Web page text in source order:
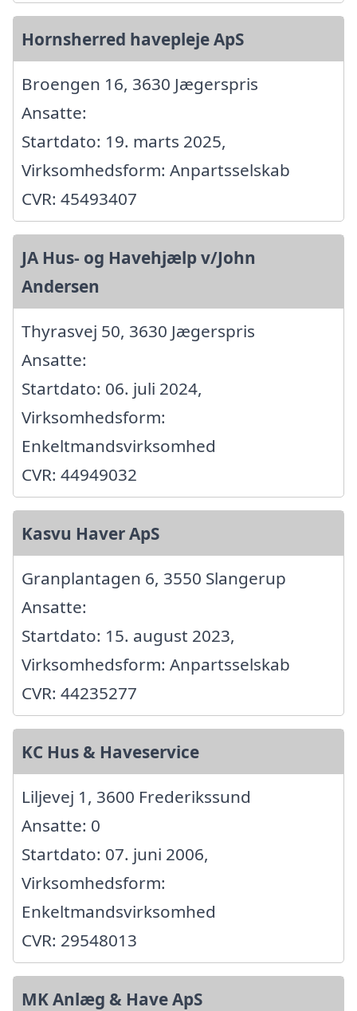
Hornsherred havepleje ApS
Broengen 16, 3630 Jægerspris
Ansatte:
Startdato: 19. marts 2025,
Virksomhedsform: Anpartsselskab
CVR: 45493407
JA Hus- og Havehjælp v/John
Andersen
Thyrasvej 50, 3630 Jægerspris
Ansatte:
Startdato: 06. juli 2024,
Virksomhedsform:
Enkeltmandsvirksomhed
CVR: 44949032
Kasvu Haver ApS
Granplantagen 6, 3550 Slangerup
Ansatte:
Startdato: 15. august 2023,
Virksomhedsform: Anpartsselskab
CVR: 44235277
KC Hus & Haveservice
Liljevej 1, 3600 Frederikssund
Ansatte: 0
Startdato: 07. juni 2006,
Virksomhedsform:
Enkeltmandsvirksomhed
CVR: 29548013
MK Anlæg & Have ApS